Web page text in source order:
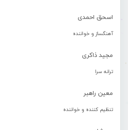
اسحق احمدی
آهنگساز و خواننده
مجید ذاکری
ترانه سرا
معین راهبر
تنظیم کننده و خواننده